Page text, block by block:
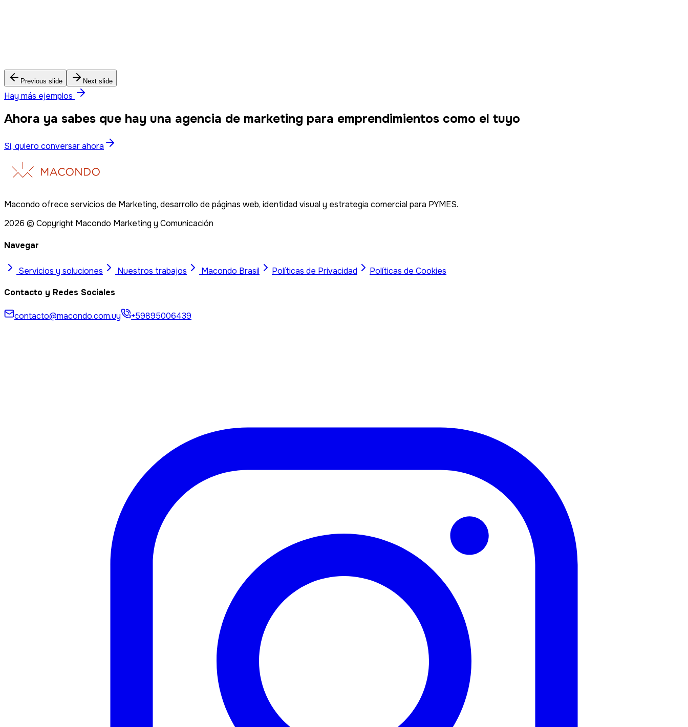
Previous slide Next slide
Hay más ejemplos
Ahora ya sabes que hay una agencia de marketing para emprendimientos como el tuyo
Si, quiero conversar ahora
Macondo ofrece servicios de Marketing, desarrollo de páginas web, identidad visual y estrategia comercial para PYMES.
2026 © Copyright Macondo Marketing y Comunicación
Navegar
Servicios y soluciones Nuestros trabajos Macondo Brasil Políticas de Privacidad Políticas de Cookies
Contacto y Redes Sociales
contacto@macondo.com.uy +59895006439